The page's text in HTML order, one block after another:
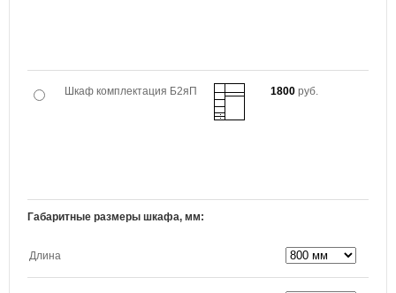
Шкаф комплектация Б2яП 1800 руб.
Габаритные размеры шкафа, мм:
Длина